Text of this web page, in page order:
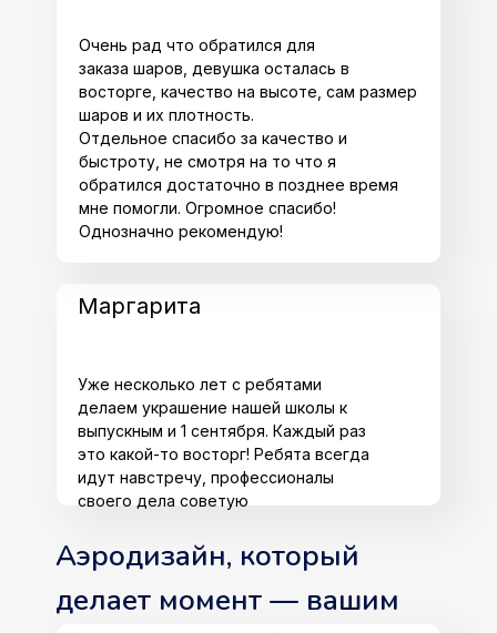
Уже несколько лет с ребятами
делаем украшение нашей школы к
выпускным и 1 сентября. Каждый раз
это какой-то восторг! Ребята всегда
идут навстречу, профессионалы
своего дела советую
Маргарита
Очень рад что обратился для
заказа шаров, девушка осталась в
восторге, качество на высоте, сам размер
шаров и их плотность.
Отдельное спасибо за качество и
быстроту, не смотря на то что я
обратился достаточно в позднее время
мне помогли. Огромное спасибо!
Однозначно рекомендую!
Аэродизайн, который
делает момент — вашим